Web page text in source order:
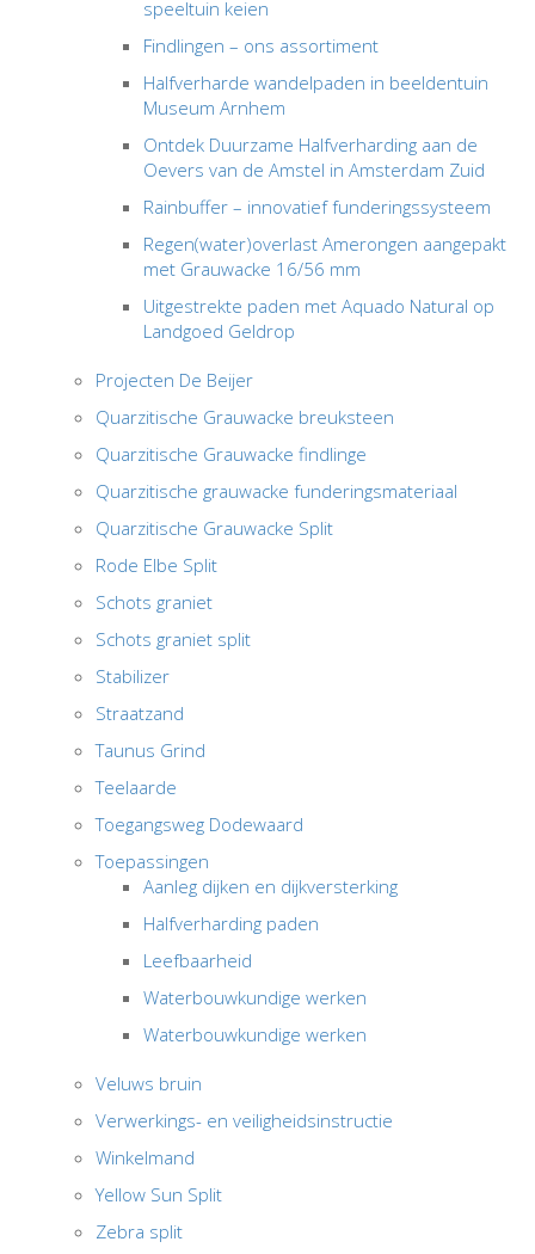
speeltuin keien
Findlingen – ons assortiment
Halfverharde wandelpaden in beeldentuin
Museum Arnhem
Ontdek Duurzame Halfverharding aan de
Oevers van de Amstel in Amsterdam Zuid
Rainbuffer – innovatief funderingssysteem
Regen(water)overlast Amerongen aangepakt
met Grauwacke 16/56 mm
Uitgestrekte paden met Aquado Natural op
Landgoed Geldrop
Projecten De Beijer
Quarzitische Grauwacke breuksteen
Quarzitische Grauwacke findlinge
Quarzitische grauwacke funderingsmateriaal
Quarzitische Grauwacke Split
Rode Elbe Split
Schots graniet
Schots graniet split
Stabilizer
Straatzand
Taunus Grind
Teelaarde
Toegangsweg Dodewaard
Toepassingen
Aanleg dijken en dijkversterking
Halfverharding paden
Leefbaarheid
Waterbouwkundige werken
Waterbouwkundige werken
Veluws bruin
Verwerkings- en veiligheidsinstructie
Winkelmand
Yellow Sun Split
Zebra split